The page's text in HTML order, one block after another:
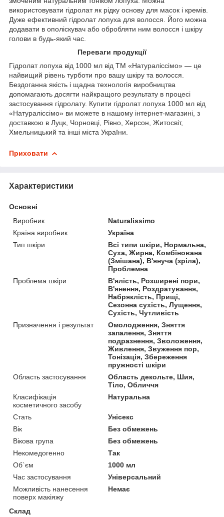
використовувати гідролат як рідку основу для масок і кремів.
Дуже ефективний гідролат лопуха для волосся. Його можна
додавати в ополіскувач або обробляти ним волосся і шкіру
голови в будь-який час.
Переваги продукції
Гідролат лопуха від 1000 мл від ТМ «Натураліссімо» — це
найвищий рівень турботи про вашу шкіру та волосся.
Бездоганна якість і щадна технологія виробництва
допомагають досягти найкращого результату в процесі
застосування гідролату. Купити гідролат лопуха 1000 мл від
«Натураліссімо» ви можете в нашому інтернет-магазині, з
доставкою в Луцк, Чорновці, Рівно, Херсон, Житосвіт,
Хмельницький та інші міста України.
Приховати
Характеристики
Основні
Виробник
Naturalissimo
Країна виробник
Україна
Тип шкіри
Всі типи шкіри, Нормальна,
Суха, Жирна, Комбінована
(Змішана), В'януча (зріла),
Проблемна
Проблема шкіри
В'ялість, Розширені пори,
В'янення, Роздратування,
Набряклість, Прищі,
Сезонна сухість, Лущення,
Сухість, Чутливість
Призначення і результат
Омолодження, Зняття
запалення, Зняття
подразнення, Зволоження,
Живлення, Звуження пор,
Тонізація, Збереження
пружності шкіри
Область застосування
Область декольте, Шия,
Тіло, Обличчя
Класифікація
косметичного засобу
Натуральна
Стать
Унісекс
Вік
Без обмежень
Вікова група
Без обмежень
Некомедогенно
Так
Об`єм
1000 мл
Час застосування
Універсальний
Можливість нанесення
поверх макіяжу
Немає
Склад